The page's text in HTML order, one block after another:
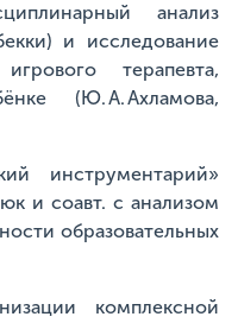
анализ
и исследование
терапевта,
(Ю. А. Ахламова,
инструментарий»
и соавт. с анализом
образовательных
комплексной